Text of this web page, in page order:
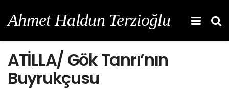
Ahmet Haldun Terzioğlu
ATİLLA/ Gök Tanrı’nın
Buyrukçusu